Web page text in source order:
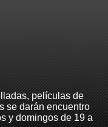
películas de
se darán encuentro
y domingos de 19 a